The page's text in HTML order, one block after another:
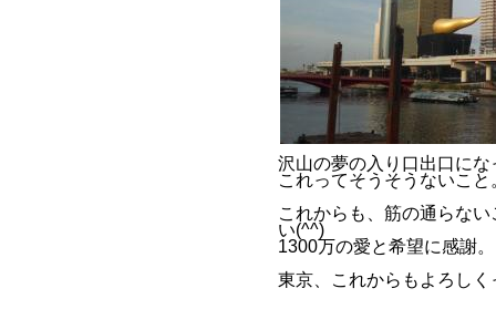
沢山の夢の入り口出口に
これってそうそうないこと
これからも、筋の通らな
い(^^)
1300万の愛と希望に感謝。
東京、これからもよろし